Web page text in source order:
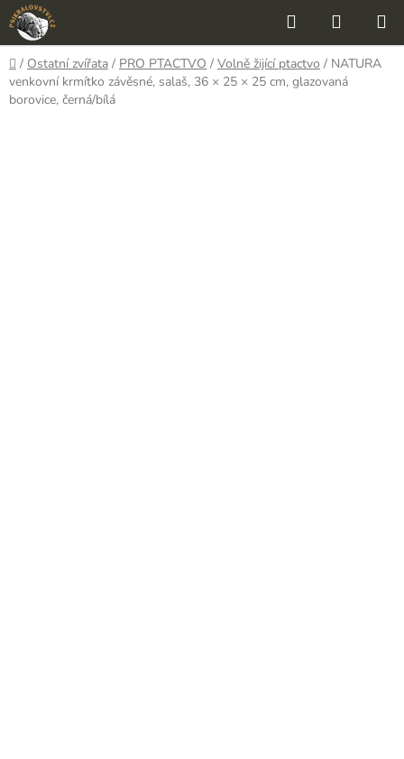
Přejít
na
obsah
Hledat
KOŠÍK
Domů
/ Ostatní zvířata / PRO PTACTVO / Volně žijící ptactvo / NATURA
venkovní krmítko závěsné, salaš, 36 × 25 × 25 cm, glazovaná
borovice, černá/bílá